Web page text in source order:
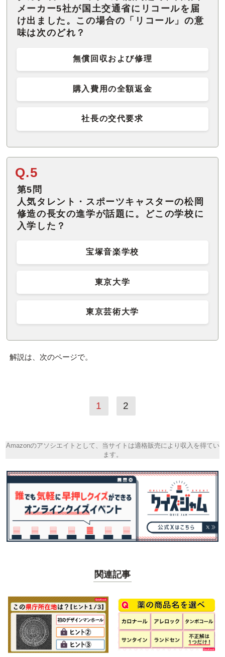
メーカー5社が国土交通省にリコールを届
け出ました。この場合の「リコール」の意
味は次のどれ？
無償回収および修理
購入費用の全額返金
社長の交代要求
Q.5
第5問
人気タレント・スポーツキャスターの松岡
修造の長女の進学が話題に。どこの学校に
入学した？
宝塚音楽学校
東京大学
東京芸術大学
解説は、次のページで。
1 2
Amazonのアソシエイトとして、当サイトは適格販売により収入を得てい
ます。
関連記事